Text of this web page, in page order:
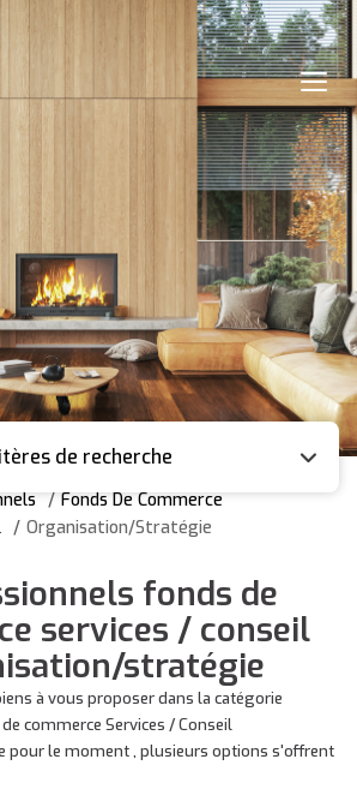
de recherche
Fonds De Commerce
Organisation/Stratégie
fonds de
services / conseil
stratégie
à vous proposer dans la catégorie
commerce Services / Conseil
pour le moment , plusieurs options s'offrent